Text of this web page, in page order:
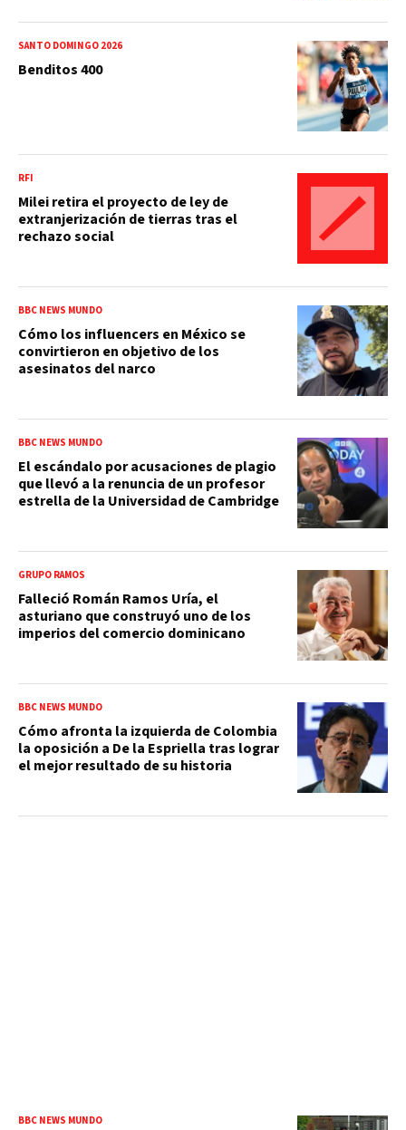
SANTO DOMINGO 2026
Benditos 400
RFI
Milei retira el proyecto de ley de
extranjerización de tierras tras el
rechazo social
BBC NEWS MUNDO
Cómo los influencers en México se
convirtieron en objetivo de los
asesinatos del narco
BBC NEWS MUNDO
El escándalo por acusaciones de plagio
que llevó a la renuncia de un profesor
estrella de la Universidad de Cambridge
GRUPO RAMOS
Falleció Román Ramos Uría, el
asturiano que construyó uno de los
imperios del comercio dominicano
BBC NEWS MUNDO
Cómo afronta la izquierda de Colombia
la oposición a De la Espriella tras lograr
el mejor resultado de su historia
BBC NEWS MUNDO